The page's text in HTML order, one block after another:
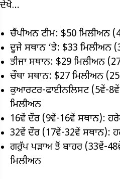
ਦੇਖੋ…
ਚੈਂਪੀਅਨ ਟੀਮ: $50 ਮਿਲੀਅਨ
ਦੂਜੇ ਸਥਾਨ ‘ਤੇ: $33 ਮਿਲੀਅਨ
ਤੀਜਾ ਸਥਾਨ: $29 ਮਿਲੀਅਨ
ਚੌਥਾ ਸਥਾਨ: $27 ਮਿਲੀਅਨ
ਕੁਆਰਟਰ-ਫਾਈਨਲਿਸਟ (5ਵੇਂ-
ਮਿਲੀਅਨ
16ਵੇਂ ਦੌਰ (9ਵੇਂ-16ਵੇਂ ਸਥਾਨ):
32ਵੇਂ ਦੌਰ (17ਵੇਂ-32ਵੇਂ ਸਥਾਨ):
ਗਰੁੱਪ ਪੜਾਅ ਤੋਂ ਬਾਹਰ (33ਵੇਂ-
ਮਿਲੀਅਨ